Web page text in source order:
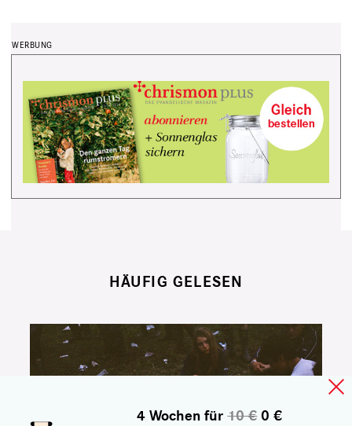
HÄUFIG GELESEN
4 Wochen für10 €0 €